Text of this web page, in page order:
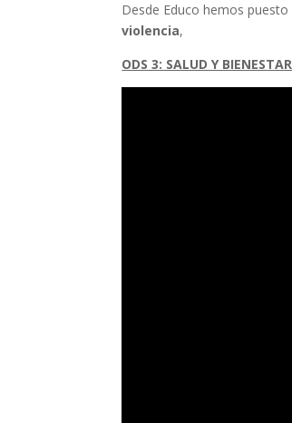
Desde Educo hemos
violencia,
ODS 3: SALUD Y